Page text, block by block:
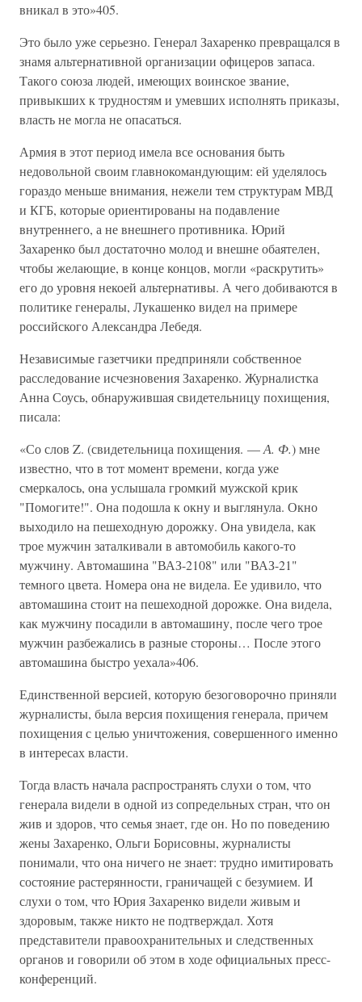
вникал в это»405.
Это было уже серьезно. Генерал Захаренко превращался в
знамя альтернативной организации офицеров запаса.
Такого союза людей, имеющих воинское звание,
привыкших к трудностям и умевших исполнять приказы,
власть не могла не опасаться.
Армия в этот период имела все основания быть
недовольной своим главнокомандующим: ей уделялось
гораздо меньше внимания, нежели тем структурам МВД
и КГБ, которые ориентированы на подавление
внутреннего, а не внешнего противника. Юрий
Захаренко был достаточно молод и внешне обаятелен,
чтобы желающие, в конце концов, могли «раскрутить»
его до уровня некоей альтернативы. А чего добиваются в
политике генералы, Лукашенко видел на примере
российского Александра Лебедя.
Независимые газетчики предприняли собственное
расследование исчезновения Захаренко. Журналистка
Анна Соусь, обнаружившая свидетельницу похищения,
писала:
«Со слов Z. (свидетельница похищения. —А. Ф.) мне
известно, что в тот момент времени, когда уже
смеркалось, она услышала громкий мужской крик
"Помогите!". Она подошла к окну и выглянула. Окно
выходило на пешеходную дорожку. Она увидела, как
трое мужчин заталкивали в автомобиль какого-то
мужчину. Автомашина "ВАЗ-2108" или "ВАЗ-21"
темного цвета. Номера она не видела. Ее удивило, что
автомашина стоит на пешеходной дорожке. Она видела,
как мужчину посадили в автомашину, после чего трое
мужчин разбежались в разные стороны… После этого
автомашина быстро уехала»406.
Единственной версией, которую безоговорочно приняли
журналисты, была версия похищения генерала, причем
похищения с целью уничтожения, совершенного именно
в интересах власти.
Тогда власть начала распространять слухи о том, что
генерала видели в одной из сопредельных стран, что он
жив и здоров, что семья знает, где он. Но по поведению
жены Захаренко, Ольги Борисовны, журналисты
понимали, что она ничего не знает: трудно имитировать
состояние растерянности, граничащей с безумием. И
слухи о том, что Юрия Захаренко видели живым и
здоровым, также никто не подтверждал. Хотя
представители правоохранительных и следственных
органов и говорили об этом в ходе официальных пресс-
конференций.